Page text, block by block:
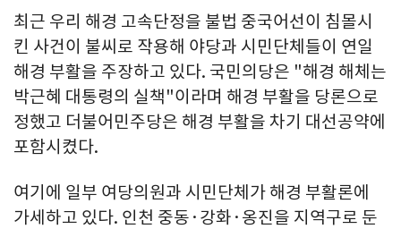
최근 우리 해경 고속단정을 불법 중국어선이 침몰시
킨 사건이 불씨로 작용해 야당과 시민단체들이 연일
해경 부활을 주장하고 있다. 국민의당은 "해경 해체는
박근혜 대통령의 실책"이라며 해경 부활을 당론으로
정했고 더불어민주당은 해경 부활을 차기 대선공약에
포함시켰다.
여기에 일부 여당의원과 시민단체가 해경 부활론에
가세하고 있다. 인천 중동·강화·옹진을 지역구로 둔